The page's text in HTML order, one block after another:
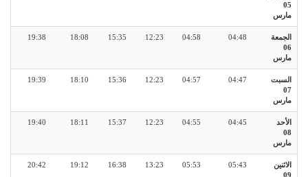
05
مارس
الجمعة
06
مارس
04:48
04:58
12:23
15:35
18:08
19:38
السبت
07
مارس
04:47
04:57
12:23
15:36
18:10
19:39
الأحد
08
مارس
04:45
04:55
12:23
15:37
18:11
19:40
الاثنين
09
05:43
05:53
13:23
16:38
19:12
20:42